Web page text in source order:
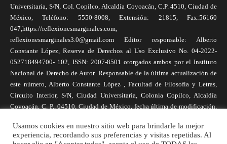
Universitaria, S/N, Col. Copilco, Alcaldía Coyoacán, C.P. 4510, Ciudad de
México, Teléfono: 5550-8008, Extensión: 21815, Fax:56160
047,https://reflexionesmarginales.com,
reflexionesmarginales3.0@gmail.com Editor responsable: Alberto
Constante López, Reserva de Derechos al Uso Exclusivo No. 04-2022-
052718494700- 102, ISSN: 2007-8501 otorgados ambos por el Instituto
Nacional de Derecho de Autor. Responsable de la última actualización de
este número, Alberto Constante López , Facultad de Filosofía y Letras,
Circuito Interior, S/N, Ciudad Universitaria, Colonia Copilco, Alcaldía
Coyoacán, C. P., 04510, Ciudad de México, fecha última de modificación,
necesariamente reflejan la postura de la revista, ni de Universidad Nacional
Autónoma de México. Los autores son responsables de los contenidos de
Usamos cookies en nuestro sitio web para brindarle la mejor
experiencia, recordando sus preferencias y visitas repetidas. Al